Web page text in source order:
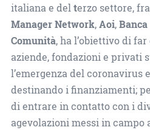
italiana e delterzo settore,
Manager Network,Aoi,
Comunità, ha l’obiettivo di
aziende, fondazioni e privati
l’emergenza del coronavirus
destinando i finanziamenti;
di entrare in contatto con i
agevolazioni messi in campo